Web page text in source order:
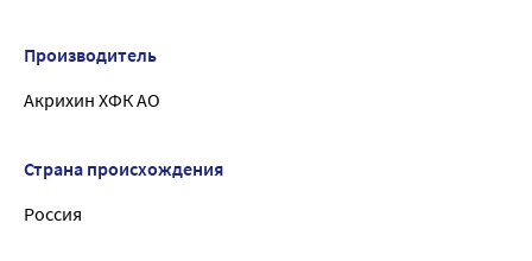
Производитель
Акрихин ХФК АО
Страна происхождения
Россия